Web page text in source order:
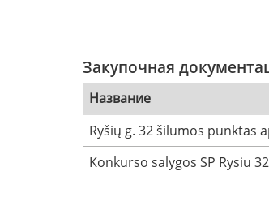
Закупочная
Название
Ryšių g. 32 šilumos punktas
Konkurso salygos SP Rysiu